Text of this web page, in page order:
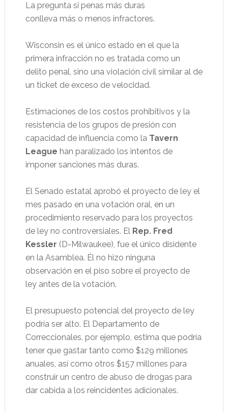
La pregunta si penas más duras
conlleva más o menos infractores.
Wisconsin es el único estado en el que la
primera infracción no es tratada como un
delito penal, sino una violación civil similar al de
un ticket de exceso de velocidad.
Estimaciones de los costos prohibitivos y la
resistencia de los grupos de presión con
capacidad de influencia como la Tavern
League han paralizado los intentos de
imponer sanciones más duras.
El Senado estatal aprobó el proyecto de ley el
mes pasado en una votación oral, en un
procedimiento reservado para los proyectos
de ley no controversiales. El Rep. Fred
Kessler (D-Milwaukee), fue el único disidente
en la Asamblea. Él no hizo ninguna
observación en el piso sobre el proyecto de
ley antes de la votación.
El presupuesto potencial del proyecto de ley
podría ser alto. El Departamento de
Correccionales, por ejemplo, estima que podría
tener que gastar tanto como $129 millones
anuales, así como otros $157 millones para
construir un centro de abuso de drogas para
dar cabida a los reincidentes adicionales.